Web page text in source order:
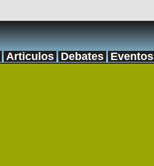
Articulos Debates Eventos